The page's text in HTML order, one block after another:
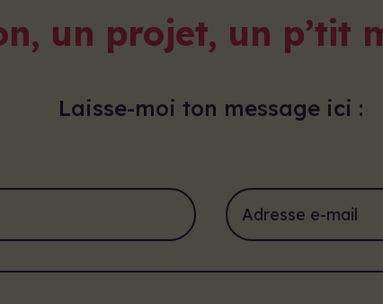
un projet, un p’tit
Laisse-moi ton message ici :